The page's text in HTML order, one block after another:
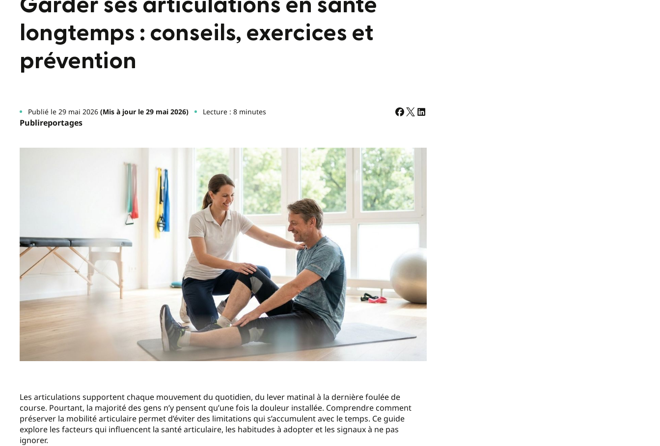
Garder ses articulations en santé
longtemps : conseils, exercices et
prévention
Publié le 29 mai 2026(Mis à jour le 29 mai 2026) Lecture : 8 minutes
Publireportages
Les articulations supportent chaque mouvement du quotidien, du lever matinal à la dernière foulée de
course. Pourtant, la majorité des gens n’y pensent qu’une fois la douleur installée. Comprendre comment
préserver la mobilité articulaire permet d’éviter des limitations qui s’accumulent avec le temps. Ce guide
explore les facteurs qui influencent la santé articulaire, les habitudes à adopter et les signaux à ne pas
ignorer.